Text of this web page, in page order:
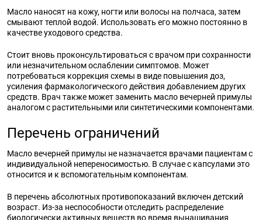
Масло наносят на кожу, ногти или волосы на полчаса, затем
смывают теплой водой. Использовать его можно постоянно в
качестве уходового средства.
Стоит вновь проконсультироваться с врачом при сохранности
или незначительном ослаблении симптомов. Может
потребоваться коррекция схемы в виде повышения доз,
усиления фармакологического действия добавлением других
средств. Врач также может заменить масло вечерней примулы
аналогом с растительными или синтетическими компонентами.
Перечень ограничений
Масло вечерней примулы не назначается врачами пациентам с
индивидуальной непереносимостью. В случае с капсулами это
относится и к вспомогательным компонентам.
В перечень абсолютных противопоказаний включен детский
возраст. Из-за неспособности отследить распределение
биологически активных веществ во время вынашивания